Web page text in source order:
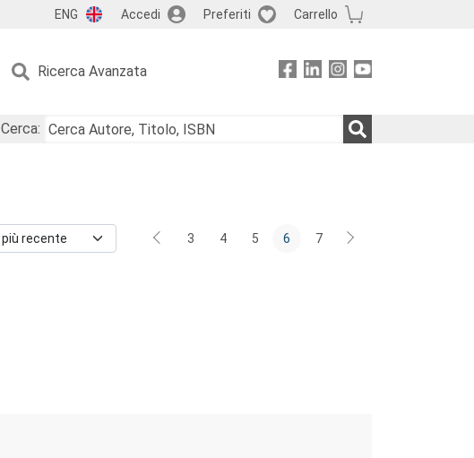
ENG Accedi Preferiti Carrello
Ricerca Avanzata
Cerca:
3 4 5 6 7